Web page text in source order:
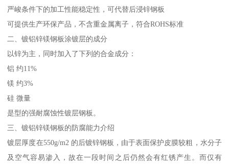
严峻条件下的加工性能稳定性，可代替后浸锌钢板
可提供生产环保产品，不含重金属离子，符合ROHS标准
二、镀铝锌镁钢板涂镀层的成分
以锌为主，同时加入了下列的合金成分：
铝 约11%
镁 约3%
硅 微量
是型的强耐腐蚀性镀层钢板。
三、镀铝锌镁钢板的防腐能力介绍
镀层厚度在550g/m2 的后镀锌钢板，由于表面保护皮膜较粗，水分子
及空气容易渗入，故在一段时间之后仍然会有红锈产生。而仅有